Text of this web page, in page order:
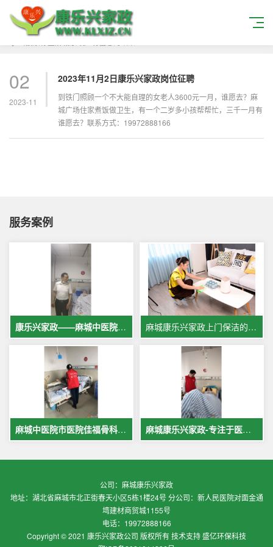
02
2023-11
2023年11月2日康乐兴家政岗位征聘
到铁门照顾一个不大能自理的女老人3600元一月，谁愿去？麻
城广场住家煮饭做卫生，有一个二岁多小孩帮帮忙，三千一月有
谁愿去？联系方式：19972888166
服务案例
康乐兴家政——麻城中医院专业护工服务，让爱与专业同行 麻城康乐兴家政上门保洁的案例
麻城中医院市医院佳福骨科医院铁路医院护工案例展示 麻城康乐兴家政-专注于医院护理，致力于打造全麻城优质护工护理
公司：麻城康乐兴家政
地址：湖北省麻城市北正街春天小区5栋1楼24号 分公司：新人民医院对面金通
塆建材商贸城1155号
电话：19972888166
Copyright © 2021 康乐兴家政公司 版权所有 技术支持 盛亿环保科技